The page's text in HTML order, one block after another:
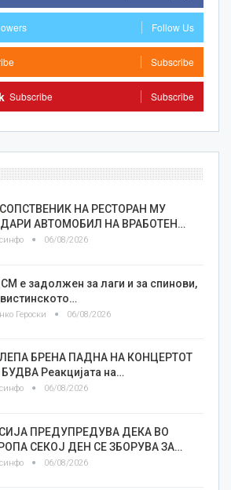
Follow Us
Subscribe
Subscribe Subscribe
СОПСТВЕНИК НА РЕСТОРАН МУ
АВТОМОБИЛ НА ВРАБОТЕН…
06/08/2026
е задолжен за лаги и за спинови,
Героски 06/08/2026
ЛЕПА БРЕНА ПАДНА НА КОНЦЕРТОТ
Реакцијата на…
06/08/2026
ПРЕДУПРЕДУВА ДЕКА ВО
СЕКОЈ ДЕН СЕ ЗБОРУВА ЗА…
06/08/2026